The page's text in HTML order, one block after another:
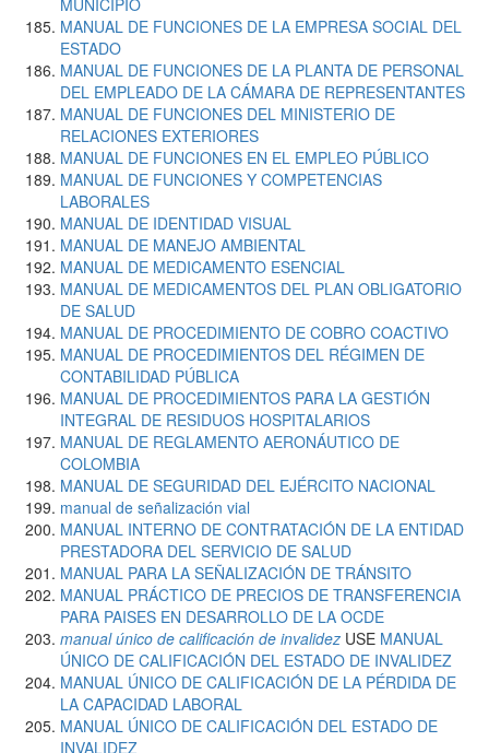
MUNICIPIO
MANUAL DE FUNCIONES DE LA EMPRESA SOCIAL DEL
ESTADO
MANUAL DE FUNCIONES DE LA PLANTA DE PERSONAL
DEL EMPLEADO DE LA CÁMARA DE REPRESENTANTES
MANUAL DE FUNCIONES DEL MINISTERIO DE
RELACIONES EXTERIORES
MANUAL DE FUNCIONES EN EL EMPLEO PÚBLICO
MANUAL DE FUNCIONES Y COMPETENCIAS
LABORALES
MANUAL DE IDENTIDAD VISUAL
MANUAL DE MANEJO AMBIENTAL
MANUAL DE MEDICAMENTO ESENCIAL
MANUAL DE MEDICAMENTOS DEL PLAN OBLIGATORIO
DE SALUD
MANUAL DE PROCEDIMIENTO DE COBRO COACTIVO
MANUAL DE PROCEDIMIENTOS DEL RÉGIMEN DE
CONTABILIDAD PÚBLICA
MANUAL DE PROCEDIMIENTOS PARA LA GESTIÓN
INTEGRAL DE RESIDUOS HOSPITALARIOS
MANUAL DE REGLAMENTO AERONÁUTICO DE
COLOMBIA
MANUAL DE SEGURIDAD DEL EJÉRCITO NACIONAL
manual de señalización vial
MANUAL INTERNO DE CONTRATACIÓN DE LA ENTIDAD
PRESTADORA DEL SERVICIO DE SALUD
MANUAL PARA LA SEÑALIZACIÓN DE TRÁNSITO
MANUAL PRÁCTICO DE PRECIOS DE TRANSFERENCIA
PARA PAISES EN DESARROLLO DE LA OCDE
manual único de calificación de invalidez USE MANUAL
ÚNICO DE CALIFICACIÓN DEL ESTADO DE INVALIDEZ
MANUAL ÚNICO DE CALIFICACIÓN DE LA PÉRDIDA DE
LA CAPACIDAD LABORAL
MANUAL ÚNICO DE CALIFICACIÓN DEL ESTADO DE
INVALIDEZ